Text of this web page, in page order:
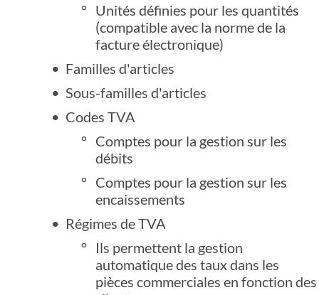
Unités définies pour les quantités
(compatible avec la norme de la
facture électronique)
Familles d'articles
Sous-familles d'articles
Codes TVA
Comptes pour la gestion sur les
débits
Comptes pour la gestion sur les
encaissements
Régimes de TVA
Ils permettent la gestion
automatique des taux dans les
pièces commerciales en fonction des